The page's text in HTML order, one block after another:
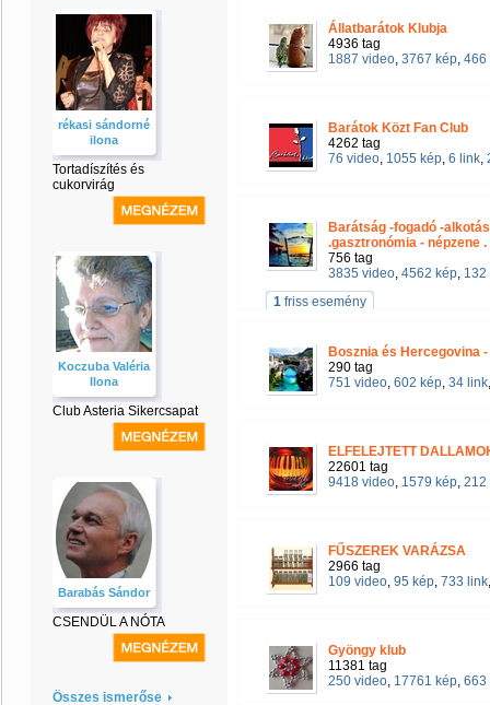
rékasi sándorné
ilona
Tortadíszítés és
cukorvirág
Koczuba Valéria
Ilona
Club Asteria Sikercsapat
Barabás Sándor
CSENDÜL A NÓTA
Összes ismerőse
Állatbarátok Klubja
4936 tag
1887 video, 3767 kép, 466
Barátok Közt Fan Club
4262 tag
76 video, 1055 kép, 6 link,
Barátság -fogadó -
.gasztronómia - népzene .
756 tag
3835 video, 4562 kép, 132
1 friss esemény
Bosznia és Hercegovina
290 tag
751 video, 602 kép, 34 link
ELFELEJTETT
22601 tag
9418 video, 1579 kép, 212
FŰSZEREK VARÁZSA
2966 tag
109 video, 95 kép, 733 link
Gyöngy klub
11381 tag
250 video, 17761 kép, 663